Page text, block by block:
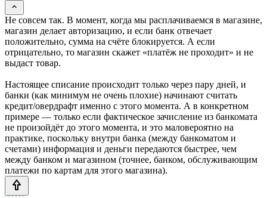
Не совсем так. В момент, когда мы расплачиваемся в магазине,
магазин делает авторизацию, и если банк отвечает
положительно, сумма на счёте блокируется. А если
отрицательно, то магазин скажет «платёж не проходит» и не
выдаст товар.
Настоящее списание происходит только через пару дней, и
банки (как минимум не очень плохие) начинают считать
кредит/овердрафт именно с этого момента. А в конкретном
примере — только если фактическое зачисление из банкомата
не произойдёт до этого момента, и это маловероятно на
практике, поскольку внутри банка (между банкоматом и
счетами) информация и деньги передаются быстрее, чем
между банком и магазином (точнее, банком, обслуживающим
платежи по картам для этого магазина).